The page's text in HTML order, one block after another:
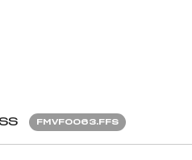
FMVF0063.FFS